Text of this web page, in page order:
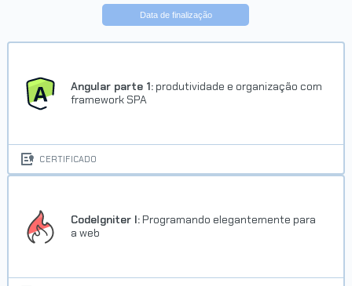
Data de finalização
Angular parte 1: produtividade e organização com
framework SPA
CERTIFICADO
CodeIgniter I: Programando elegantemente para
a web